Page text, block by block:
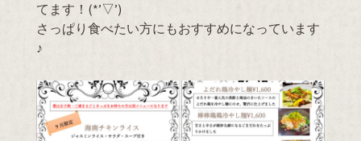
てます！(*’▽’)
さっぱり食べたい方にもおすすめになっています
♪